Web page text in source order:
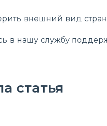
внешний вид
в нашу службу
статья